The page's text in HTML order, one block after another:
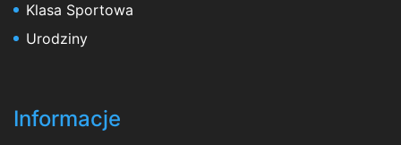
Klasa Sportowa
Urodziny
Informacje